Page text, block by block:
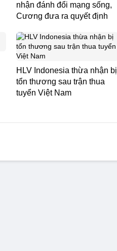
nhận đánh đổi mạng sống,
Cương đưa ra quyết định
HLV Indonesia thừa nhận bị
tổn thương sau trận thua
tuyển Việt Nam